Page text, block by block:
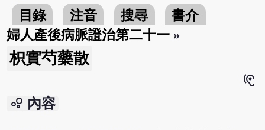
目錄 注音 搜尋
書介
婦人產後病脈證治第二十一 »
枳實芍藥散
hearing
bubble_chart 內容